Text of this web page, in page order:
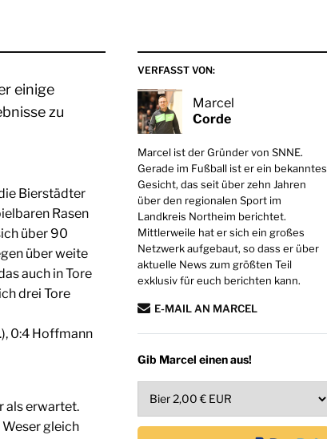
einige
zu
Bierstädter
Rasen
über 90
über weite
auch in Tore
drei Tore
0:4 Hoffmann
als erwartet.
gleich
VERFASST VON:
Marcel
Corde
Marcel ist der Gründer von SNNE.
Gerade im Fußball ist er ein bekanntes
Gesicht, das seit über zehn Jahren
über den regionalen Sport im
Landkreis Northeim berichtet.
Mittlerweile hat er sich ein großes
Netzwerk aufgebaut, so dass er über
aktuelle News zum größten Teil
exklusiv für euch berichten kann.
E-MAIL AN MARCEL
Gib Marcel einen aus!